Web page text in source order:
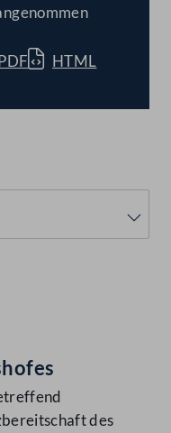
HTML
des